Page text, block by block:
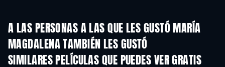
A LAS PERSONAS A LAS QUE LES GUSTÓ MARÍA
MAGDALENA TAMBIÉN LES GUSTÓ
SIMILARES PELÍCULAS QUE PUEDES VER GRATIS